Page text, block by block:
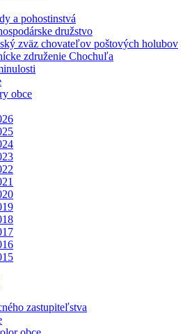
a pohostinstvá
družstvo
zväz chovateľov poštových holubov
združenie Chochuľa
obce
zastupiteľstva